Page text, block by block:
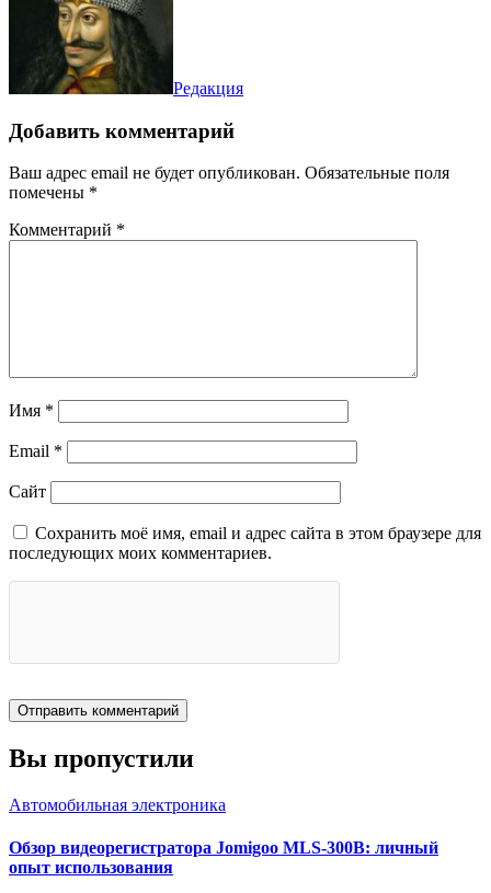
Редакция
Добавить комментарий
Ваш адрес email не будет опубликован. Обязательные поля
помечены *
Комментарий *
Имя *
Email *
Сайт
Сохранить моё имя, email и адрес сайта в этом браузере для
последующих моих комментариев.
Вы пропустили
Автомобильная электроника
Обзор видеорегистратора Jomigoo MLS-300B: личный
опыт использования